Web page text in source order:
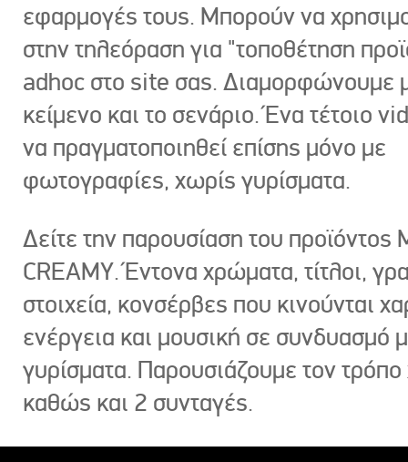
εφαρμογές τους. Μπορούν να
στην τηλεόραση για "τοποθέτηση
adhoc στο site σας. Διαμορφώνουμε
κείμενο και το σενάριο. Ένα τέτοιο
να πραγματοποιηθεί επίσης μόνο με
φωτογραφίες, χωρίς γυρίσματα.
Δείτε την παρουσίαση του προϊόντος
CREAMY. Έντονα χρώματα, τίτλοι,
στοιχεία, κονσέρβες που κινούνται
ενέργεια και μουσική σε συνδυασμό
γυρίσματα. Παρουσιάζουμε τον
καθώς και 2 συνταγές.